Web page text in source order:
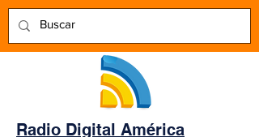
Radio Digital América